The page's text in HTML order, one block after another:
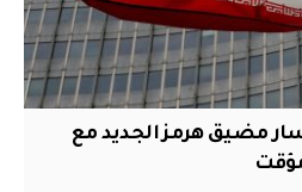
مضيق هرمز الجديد مع